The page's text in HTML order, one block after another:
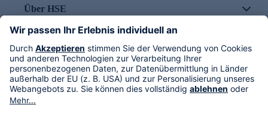
Über HSE
Im TV
HSE International